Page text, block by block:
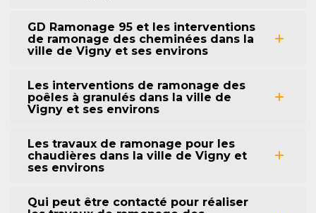
GD Ramonage 95 et les interventions
de ramonage des cheminées dans la
ville de Vigny et ses environs
Les interventions de ramonage des
poêles à granulés dans la ville de
Vigny et ses environs
Les travaux de ramonage pour les
chaudières dans la ville de Vigny et
ses environs
Qui peut être contacté pour réaliser